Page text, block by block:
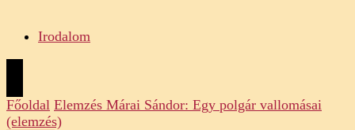
Irodalom
Főoldal Elemzés Márai Sándor: Egy polgár vallomásai
(elemzés)